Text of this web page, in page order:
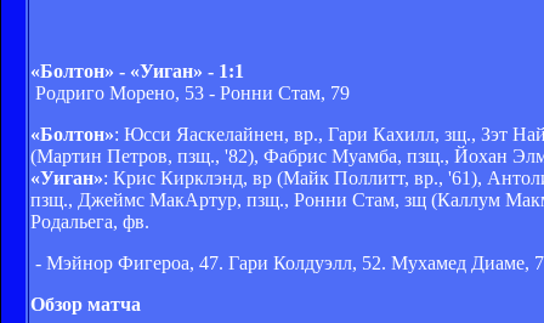
«Болтон» - «Уиган» - 1:1
Родриго Морено, 53 - Ронни Стам, 79
«Болтон»: Юсси Яаскелайнен, вр., Гари Кахилл, зщ., Зэт
(Мартин Петров, пзщ., '82), Фабрис Муамба, пзщ., Йохан
«Уиган»: Крис Кирклэнд, вр (Майк Поллитт, вр., '61),
пзщ., Джеймс МакАртур, пзщ., Ронни Стам, зщ (Каллум
Родальега, фв.
- Мэйнор Фигероа, 47. Гари Колдуэлл, 52. Мухамед Диаме,
Обзор матча